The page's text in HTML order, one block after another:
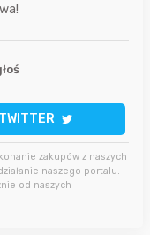
TWITTER
zakupów z naszych
naszego portalu.
od naszych